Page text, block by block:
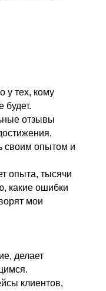
у тех, кому
будет.
отзывы
своим опытом и
опыта, тысячи
какие ошибки
мои
делает
клиентов,